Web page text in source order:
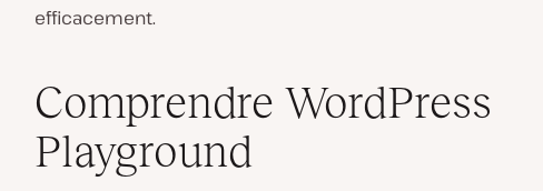
efficacement.
Comprendre WordPress
Playground